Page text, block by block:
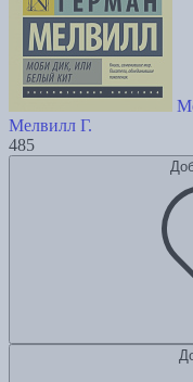
Мелвилл Г.
485